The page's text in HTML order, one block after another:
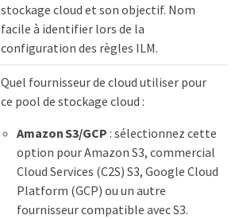
stockage cloud et son objectif. Nom
facile à identifier lors de la
configuration des règles ILM.
Quel fournisseur de cloud utiliser pour
ce pool de stockage cloud :
Amazon S3/GCP : sélectionnez cette
option pour Amazon S3, commercial
Cloud Services (C2S) S3, Google Cloud
Platform (GCP) ou un autre
fournisseur compatible avec S3.